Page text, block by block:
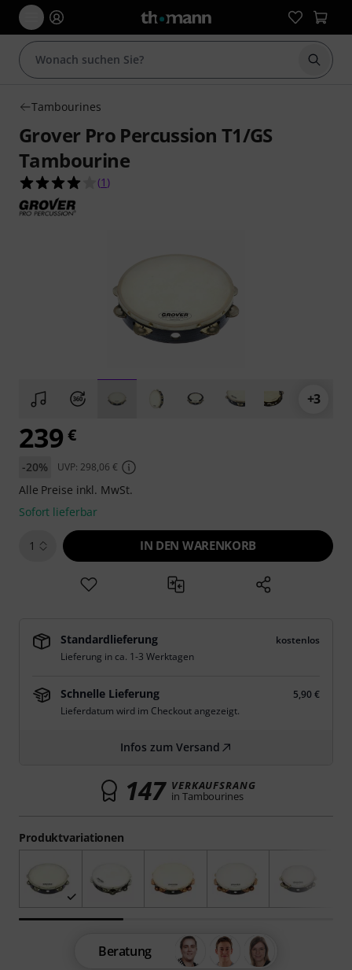
Suche
Tambourines
Grover Pro Percussion T1/GS
Tambourine
4.0 von 5 Sternen aus 1 Kundenbewertungen
(1 )
+3
Produktvariationen
239 €
-20% UVP: 298,06 €
Alle Preise inkl. MwSt.
Sofort lieferbar
1 IN DEN WARENKORB
Standardlieferung
kostenlos
Lieferung in ca. 1-3 Werktagen
Schnelle Lieferung
5,90 €
Lieferdatum wird im Checkout angezeigt.
Infos zum Versand
147 VERKAUFSRANG
in Tambourines
Beratung